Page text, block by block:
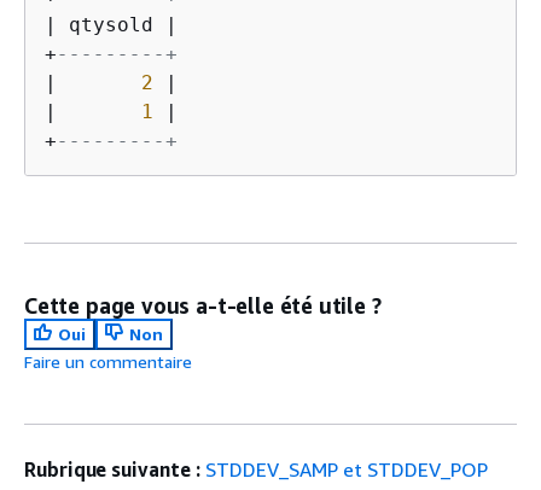
|
qtysold
|
+---------+
|
2
|
|
1
|
+---------+
Cette page vous a-t-elle été utile ?
Oui
Non
Faire un commentaire
Rubrique suivante : STDDEV_SAMP et STDDEV_POP